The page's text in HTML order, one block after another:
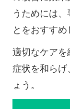
うためには
とをおすすめ
適切なケア
症状を和らげ
ょう。